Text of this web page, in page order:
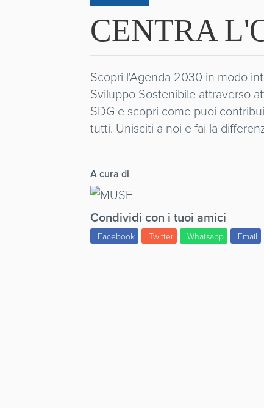
CENTRA
Scopri l'Agenda 2030 in modo
Sviluppo Sostenibile attraverso
SDG e scopri come puoi
tutti. Unisciti a noi e fai la
A cura di
Condividi con i tuoi amici
Facebook Twitter Whatsapp Email